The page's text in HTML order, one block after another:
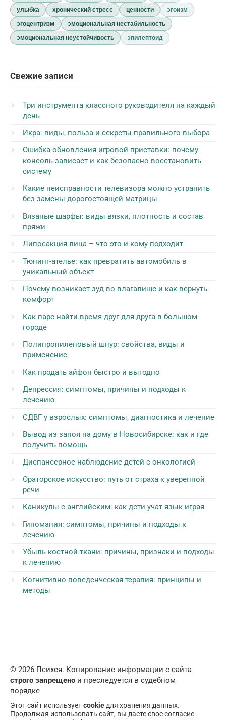
улыбка
хронический стресс ценности
эгоизм
эгоцентризм
эмоциональная нестабильность
эмоциональная неустойчивость
эпилептоид
Свежие записи
Три инструмента классного руководителя на каждый
день
Икра: виды, польза и секреты правильного выбора
Ошибка обновления игровой приставки: почему
консоль зависает и как безопасно восстановить
систему
Какие неисправности телевизора можно устранить
без замены дорогостоящей матрицы
Вязаные шарфы: виды вязки, плотность и состав
пряжи
Липосакция лица – что это и кому подходит
Тюнинг-ателье: как превратить автомобиль в
уникальный объект
Почему возникает зуд во влагалище и как вернуть
комфорт
Как паре найти время друг для друга в большом
городе
Полипропиленовый шнур: свойства, виды и
применение
Как продать айфон быстро и выгодно
Депрессия: симптомы, причины и подходы к
лечению
СДВГ у взрослых: симптомы, диагностика и лечение
Вывод из запоя на дому в Новосибирске: как и где
получить помощь
Диспансерное наблюдение детей с онкологией
Ораторское искусство: путь от страха к уверенной
речи
Каникулы с английским: как дети учат язык играя
Гипомания: симптомы, причины и подходы к
лечению
Убыль костной ткани: причины, признаки и подходы
к лечению
Когнитивно-поведенческая терапия: принципы и
методы
© 2026 Психея. Копирование информации с сайта
строго запрещено и преследуется в судебном
порядке
Этот сайт используетcookieдля хранения данных.
Продолжая использовать сайт, вы даете свое согласие